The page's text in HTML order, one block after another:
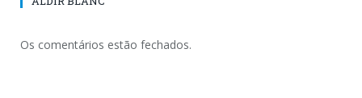
Os comentários estão fechados.